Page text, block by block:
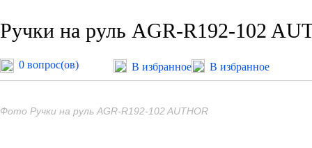
Ручки на руль AGR-R192-102
0 вопрос(ов) В избранное В избранное
Фото Ручки на руль AGR-R192-102 AUTHOR